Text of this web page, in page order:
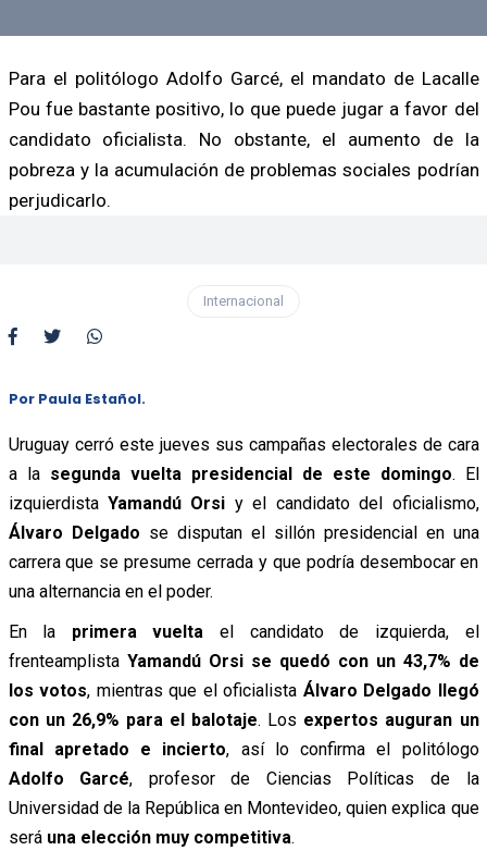
Para el politólogo Adolfo Garcé, el mandato de Lacalle
Pou fue bastante positivo, lo que puede jugar a favor del
candidato oficialista. No obstante, el aumento de la
pobreza y la acumulación de problemas sociales podrían
perjudicarlo.
Internacional
Por Paula Estañol.
Uruguay cerró este jueves sus campañas electorales de cara
a la segunda vuelta presidencial de este domingo. El
izquierdista Yamandú Orsi y el candidato del oficialismo,
Álvaro Delgado se disputan el sillón presidencial en una
carrera que se presume cerrada y que podría desembocar en
una alternancia en el poder.
En la primera vuelta el candidato de izquierda, el
frenteamplista Yamandú Orsi se quedó con un 43,7% de
los votos, mientras que el oficialista Álvaro Delgado llegó
con un 26,9% para el balotaje. Los expertos auguran un
final apretado e incierto, así lo confirma el politólogo
Adolfo Garcé, profesor de Ciencias Políticas de la
Universidad de la República en Montevideo, quien explica que
será una elección muy competitiva.